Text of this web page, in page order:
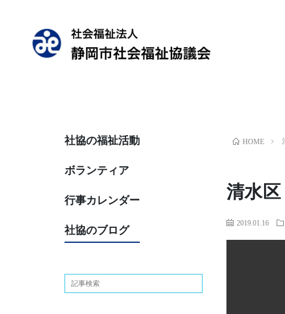
社協の福祉活動
ボランティア
行事カレンダー
社協のブログ
HOME
清水
2019.01.16